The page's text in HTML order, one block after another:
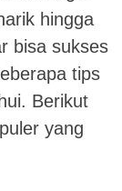
hingga
bisa sukses
tips
Berikut
yang